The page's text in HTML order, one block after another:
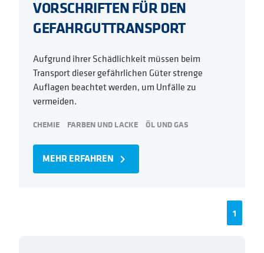
VORSCHRIFTEN FÜR DEN
GEFAHRGUTTRANSPORT
Aufgrund ihrer Schädlichkeit müssen beim
Transport dieser gefährlichen Güter strenge
Auflagen beachtet werden, um Unfälle zu
vermeiden.
CHEMIE FARBEN UND LACKE ÖL UND GAS
MEHR ERFAHREN navigate_next
1